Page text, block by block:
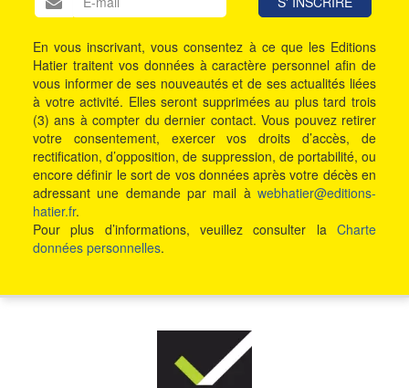
En vous inscrivant, vous consentez à ce que les Editions
Hatier traitent vos données à caractère personnel afin de
vous informer de ses nouveautés et de ses actualités liées
à votre activité. Elles seront supprimées au plus tard trois
(3) ans à compter du dernier contact. Vous pouvez retirer
votre consentement, exercer vos droits d’accès, de
rectification, d’opposition, de suppression, de portabilité, ou
encore définir le sort de vos données après votre décès en
adressant une demande par mail à webhatier@editions-
hatier.fr.
Pour plus d’informations, veuillez consulter la Charte
données personnelles.